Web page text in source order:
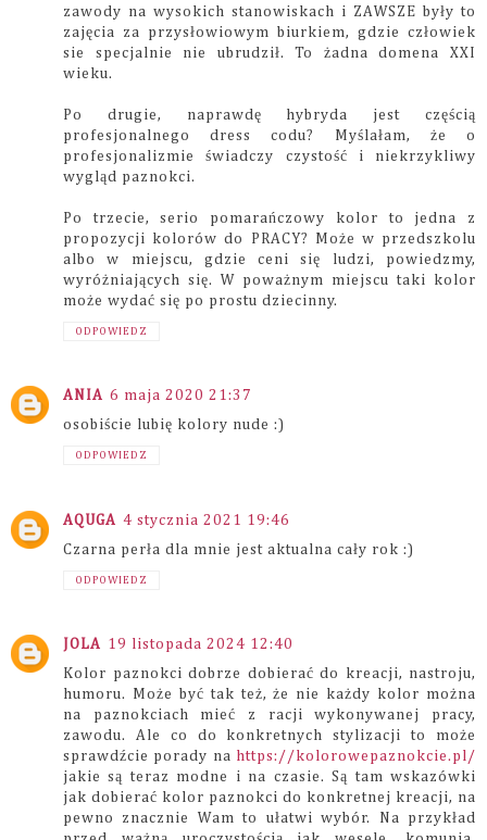
zawody na wysokich stanowiskach i ZAWSZE były to
zajęcia za przysłowiowym biurkiem, gdzie człowiek
sie specjalnie nie ubrudził. To żadna domena XXI
wieku.
Po drugie, naprawdę hybryda jest częścią
profesjonalnego dress codu? Myślałam, że o
profesjonalizmie świadczy czystość i niekrzykliwy
wygląd paznokci.
Po trzecie, serio pomarańczowy kolor to jedna z
propozycji kolorów do PRACY? Może w przedszkolu
albo w miejscu, gdzie ceni się ludzi, powiedzmy,
wyróżniających się. W poważnym miejscu taki kolor
może wydać się po prostu dziecinny.
ODPOWIEDZ
ANIA 6 maja 2020 21:37
osobiście lubię kolory nude :)
ODPOWIEDZ
AQUGA 4 stycznia 2021 19:46
Czarna perła dla mnie jest aktualna cały rok :)
ODPOWIEDZ
JOLA 19 listopada 2024 12:40
Kolor paznokci dobrze dobierać do kreacji, nastroju,
humoru. Może być tak też, że nie każdy kolor można
na paznokciach mieć z racji wykonywanej pracy,
zawodu. Ale co do konkretnych stylizacji to może
sprawdźcie porady na https://kolorowepaznokcie.pl/
jakie są teraz modne i na czasie. Są tam wskazówki
jak dobierać kolor paznokci do konkretnej kreacji, na
pewno znacznie Wam to ułatwi wybór. Na przykład